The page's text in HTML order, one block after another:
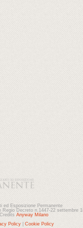
ed Esposizione Permanente
Regio Decreto n.1447-22 settembre
Anyway Milano
Policy Cookie Policy